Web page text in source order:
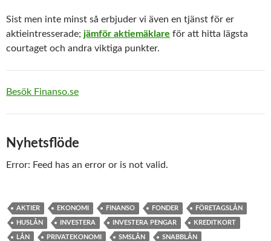
Sist men inte minst så erbjuder vi även en tjänst för er
aktieintresserade; jämför aktiemäklare för att hitta lägsta
courtaget och andra viktiga punkter.
Besök Finanso.se
Nyhetsflöde
Error: Feed has an error or is not valid.
AKTIER EKONOMI FINANSO FONDER FÖRETAGSLÅN
HUSLÅN INVESTERA INVESTERA PENGAR KREDITKORT
LÅN PRIVATEKONOMI SMSLÅN SNABBLÅN